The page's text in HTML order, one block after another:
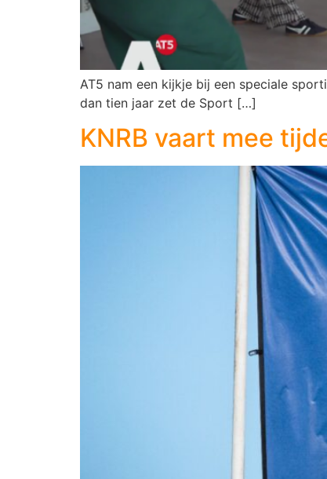
AT5 nam een kijkje bij een speciale
dan tien jaar zet de Sport […]
KNRB vaart mee